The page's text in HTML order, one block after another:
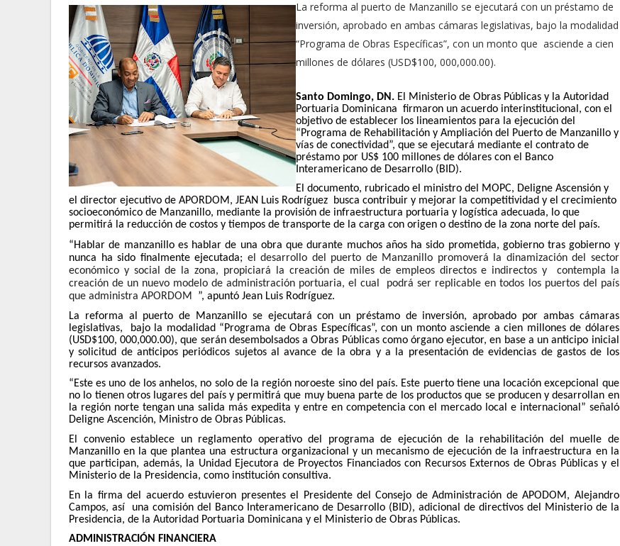
La reforma al puerto de Manzanillo se ejecutará con un préstamo de
inversión, aprobado en ambas cámaras legislativas, bajo la modalidad
“Programa de Obras Específicas”, con un monto que asciende a cien
millones de dólares (USD$100, 000,000.00).
Santo Domingo, DN. El Ministerio de Obras Públicas y la Autoridad
Portuaria Dominicana firmaron un acuerdo interinstitucional, con el
objetivo de establecer los lineamientos para la ejecución del
“Programa de Rehabilitación y Ampliación del Puerto de Manzanillo y
vías de conectividad”, que se ejecutará mediante el contrato de
préstamo por US$ 100 millones de dólares con el Banco
Interamericano de Desarrollo (BID).
El documento, rubricado el ministro del MOPC, Deligne Ascensión y
el director ejecutivo de APORDOM, JEAN Luis Rodríguez busca contribuir y mejorar la competitividad y el crecimiento
socioeconómico de Manzanillo, mediante la provisión de infraestructura portuaria y logística adecuada, lo que
permitirá la reducción de costos y tiempos de transporte de la carga con origen o destino de la zona norte del país.
“Hablar de manzanillo es hablar de una obra que durante muchos años ha sido prometida, gobierno tras gobierno y
nunca ha sido finalmente ejecutada; el desarrollo del puerto de Manzanillo promoverá la dinamización del sector
económico y social de la zona, propiciará la creación de miles de empleos directos e indirectos y contempla la
creación de un nuevo modelo de administración portuaria, el cual podrá ser replicable en todos los puertos del país
que administra APORDOM
”, apuntó Jean Luis Rodríguez.
La reforma al puerto de Manzanillo se ejecutará con un préstamo de inversión, aprobado por ambas cámaras
legislativas, bajo la modalidad “Programa de Obras Específicas”, con un monto asciende a cien millones de dólares
(USD$100, 000,000.00), que serán desembolsados a Obras Públicas como órgano ejecutor, en base a un anticipo inicial
y solicitud de anticipos periódicos sujetos al avance de la obra y a la presentación de evidencias de gastos de los
recursos avanzados.
“Este es uno de los anhelos, no solo de la región noroeste sino del país. Este puerto tiene una locación excepcional que
no lo tienen otros lugares del país y permitirá que muy buena parte de los productos que se producen y desarrollan en
la región norte tengan una salida más expedita y entre en competencia con el mercado local e internacional” señaló
Deligne Ascención, Ministro de Obras Públicas.
El convenio establece un reglamento operativo del programa de ejecución de la rehabilitación del muelle de
Manzanillo en la que plantea una estructura organizacional y un mecanismo de ejecución de la infraestructura en la
que participan, además, la Unidad Ejecutora de Proyectos Financiados con Recursos Externos de Obras Públicas y el
Ministerio de la Presidencia, como institución consultiva.
En la firma del acuerdo estuvieron presentes el Presidente del Consejo de Administración de APODOM, Alejandro
Campos, así una comisión del Banco Interamericano de Desarrollo (BID), adicional de directivos del Ministerio de la
Presidencia, de la Autoridad Portuaria Dominicana y el Ministerio de Obras Públicas.
ADMINISTRACIÓN FINANCIERA